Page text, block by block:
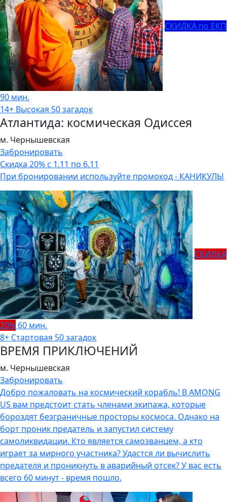
СКИДКА по ЕКП
90 мин.
14+ Высокая 50 загадок
Атлантида: космическая Одиссея
м. Чернышевская
Забронировать
Скидка 20% с 1.11 по 6.11
При бронировании используйте промокод - КАНИКУЛЫ
СКИДКА
20% 60 мин.
8+ Стартовая 50 загадок
ВРЕМЯ ПРИКЛЮЧЕНИЙ
м. Чернышевская
Забронировать
Добро пожаловать на космический корабль! В AMONG
US вам предстоит стать членами экипажа, которые
бороздят безграничные просторы космоса. Однако на
борт проник предатель и запустил систему
самоликвидации. Кто является самозванцем, а кто
играет за мирного участника? Удастся ли вычислить
предателя и проникнуть в аварийный отсек? У вас есть
всего 60 минут - время пошло.